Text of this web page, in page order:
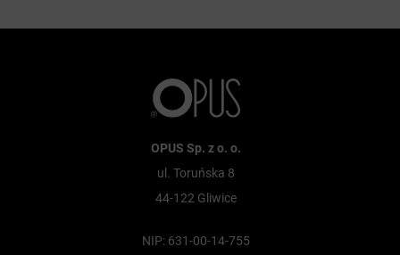
OPUS Sp. z o. o.
ul. Toruńska 8
44-122 Gliwice
NIP: 631-00-14-755